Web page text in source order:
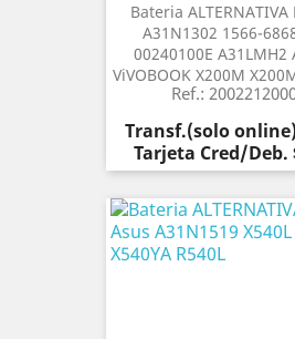
Bateria ALTERNATIVA
A31N1302 1566-
00240100E A31LMH2
ViVOBOOK X200M
Ref.:
Precio
Transf.(solo
Tarjeta Cred/Deb.